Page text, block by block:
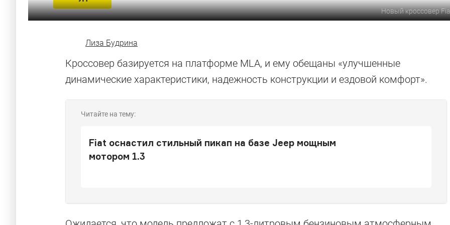
Новый кроссовер
Лиза Будрина
Кроссовер базируется на платформе MLA, и ему обещаны «улучшенные
динамические характеристики, надежность конструкции и ездовой комфорт».
Читайте на тему:
Fiat оснастил стильный пикап на базе Jeep мощным
мотором 1.3